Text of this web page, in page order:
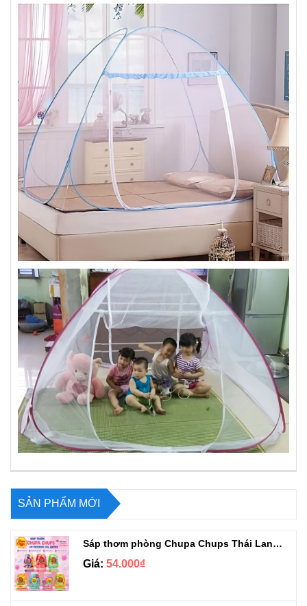
SẢN PHẨM MỚI
Sáp thơm phòng Chupa Chups Thái Lan 230g
Giá: 54.000₫